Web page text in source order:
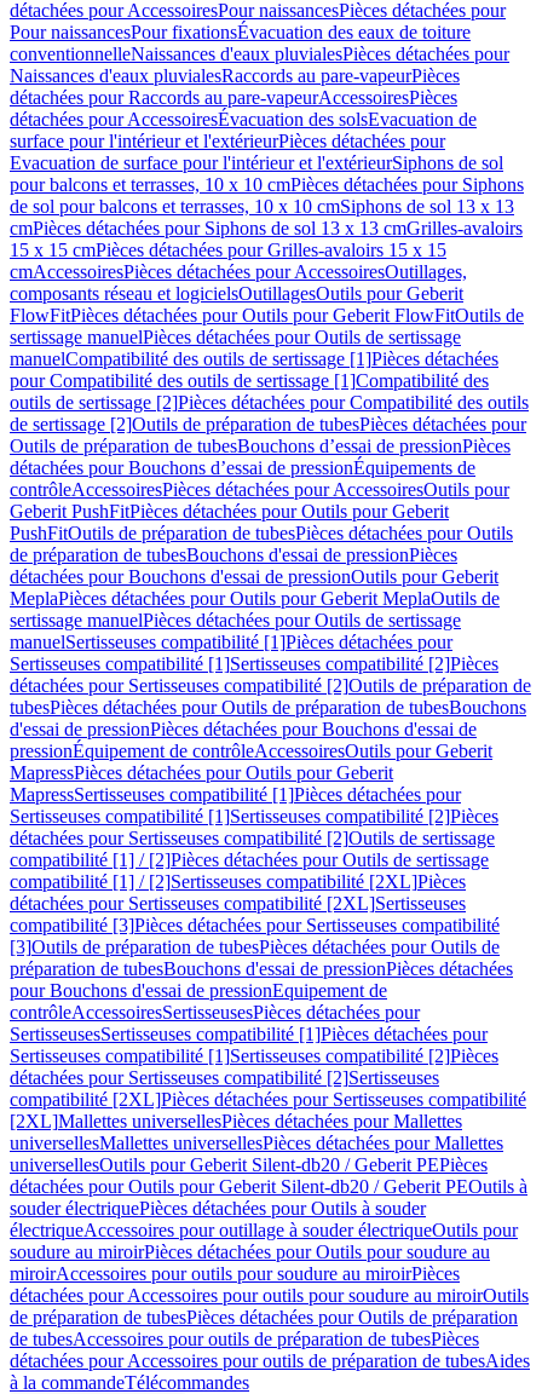
détachées pour AccessoiresPour naissancesPièces détachées pour
Pour naissancesPour fixationsÉvacuation des eaux de toiture
conventionnelleNaissances d'eaux pluvialesPièces détachées pour
Naissances d'eaux pluvialesRaccords au pare-vapeurPièces
détachées pour Raccords au pare-vapeurAccessoiresPièces
détachées pour AccessoiresÉvacuation des solsEvacuation de
surface pour l'intérieur et l'extérieurPièces détachées pour
Evacuation de surface pour l'intérieur et l'extérieurSiphons de sol
pour balcons et terrasses, 10 x 10 cmPièces détachées pour Siphons
de sol pour balcons et terrasses, 10 x 10 cmSiphons de sol 13 x 13
cmPièces détachées pour Siphons de sol 13 x 13 cmGrilles-avaloirs
15 x 15 cmPièces détachées pour Grilles-avaloirs 15 x 15
cmAccessoiresPièces détachées pour AccessoiresOutillages,
composants réseau et logicielsOutillagesOutils pour Geberit
FlowFitPièces détachées pour Outils pour Geberit FlowFitOutils de
sertissage manuelPièces détachées pour Outils de sertissage
manuelCompatibilité des outils de sertissage [1]Pièces détachées
pour Compatibilité des outils de sertissage [1]Compatibilité des
outils de sertissage [2]Pièces détachées pour Compatibilité des outils
de sertissage [2]Outils de préparation de tubesPièces détachées pour
Outils de préparation de tubesBouchons d’essai de pressionPièces
détachées pour Bouchons d’essai de pressionÉquipements de
contrôleAccessoiresPièces détachées pour AccessoiresOutils pour
Geberit PushFitPièces détachées pour Outils pour Geberit
PushFitOutils de préparation de tubesPièces détachées pour Outils
de préparation de tubesBouchons d'essai de pressionPièces
détachées pour Bouchons d'essai de pressionOutils pour Geberit
MeplaPièces détachées pour Outils pour Geberit MeplaOutils de
sertissage manuelPièces détachées pour Outils de sertissage
manuelSertisseuses compatibilité [1]Pièces détachées pour
Sertisseuses compatibilité [1]Sertisseuses compatibilité [2]Pièces
détachées pour Sertisseuses compatibilité [2]Outils de préparation de
tubesPièces détachées pour Outils de préparation de tubesBouchons
d'essai de pressionPièces détachées pour Bouchons d'essai de
pressionÉquipement de contrôleAccessoiresOutils pour Geberit
MapressPièces détachées pour Outils pour Geberit
MapressSertisseuses compatibilité [1]Pièces détachées pour
Sertisseuses compatibilité [1]Sertisseuses compatibilité [2]Pièces
détachées pour Sertisseuses compatibilité [2]Outils de sertissage
compatibilité [1] / [2]Pièces détachées pour Outils de sertissage
compatibilité [1] / [2]Sertisseuses compatibilité [2XL]Pièces
détachées pour Sertisseuses compatibilité [2XL]Sertisseuses
compatibilité [3]Pièces détachées pour Sertisseuses compatibilité
[3]Outils de préparation de tubesPièces détachées pour Outils de
préparation de tubesBouchons d'essai de pressionPièces détachées
pour Bouchons d'essai de pressionEquipement de
contrôleAccessoiresSertisseusesPièces détachées pour
SertisseusesSertisseuses compatibilité [1]Pièces détachées pour
Sertisseuses compatibilité [1]Sertisseuses compatibilité [2]Pièces
détachées pour Sertisseuses compatibilité [2]Sertisseuses
compatibilité [2XL]Pièces détachées pour Sertisseuses compatibilité
[2XL]Mallettes universellesPièces détachées pour Mallettes
universellesMallettes universellesPièces détachées pour Mallettes
universellesOutils pour Geberit Silent-db20 / Geberit PEPièces
détachées pour Outils pour Geberit Silent-db20 / Geberit PEOutils à
souder électriquePièces détachées pour Outils à souder
électriqueAccessoires pour outillage à souder électriqueOutils pour
soudure au miroirPièces détachées pour Outils pour soudure au
miroirAccessoires pour outils pour soudure au miroirPièces
détachées pour Accessoires pour outils pour soudure au miroirOutils
de préparation de tubesPièces détachées pour Outils de préparation
de tubesAccessoires pour outils de préparation de tubesPièces
détachées pour Accessoires pour outils de préparation de tubesAides
à la commandeTélécommandes